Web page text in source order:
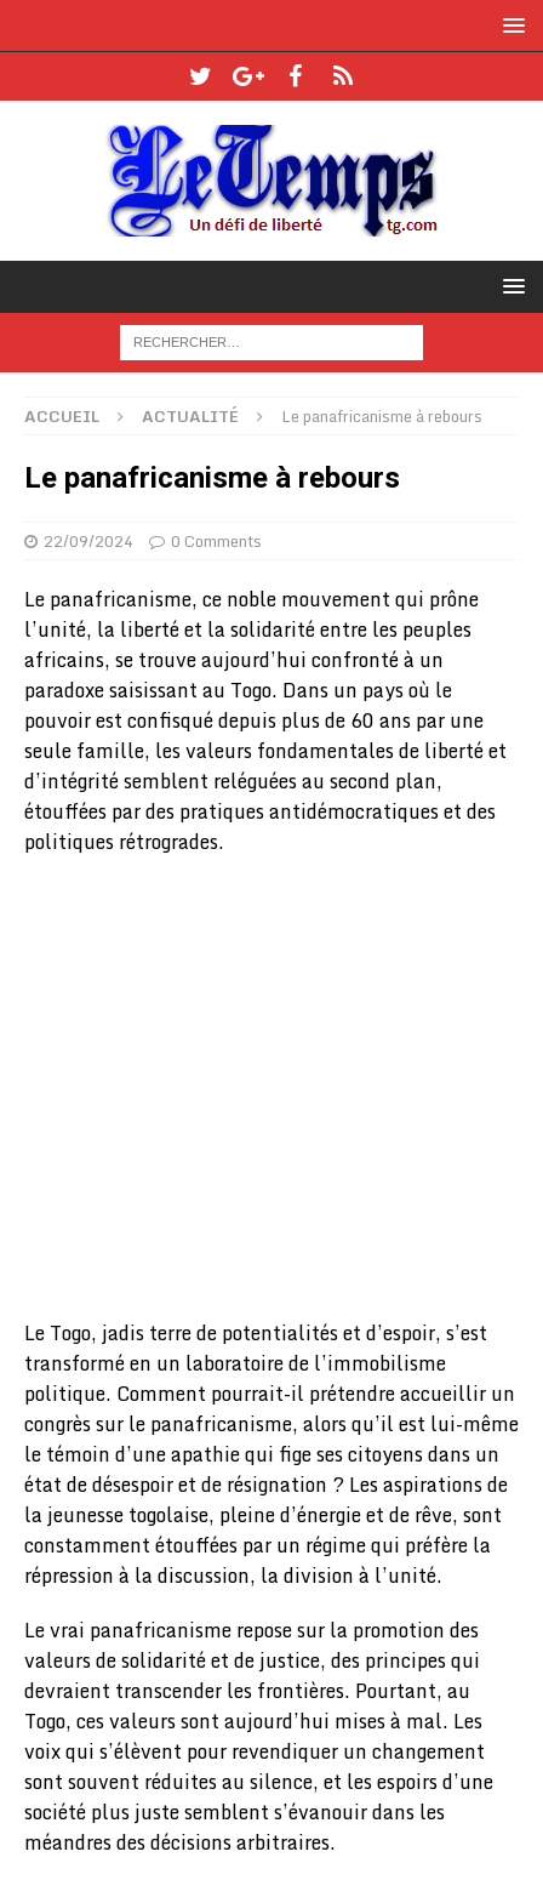
ACCUEIL ACTUALITÉ Le panafricanisme à rebours
Le panafricanisme à rebours
22/09/2024 0 Comments
Le panafricanisme, ce noble mouvement qui prône
l’unité, la liberté et la solidarité entre les peuples
africains, se trouve aujourd’hui confronté à un
paradoxe saisissant au Togo. Dans un pays où le
pouvoir est confisqué depuis plus de 60 ans par une
seule famille, les valeurs fondamentales de liberté et
d’intégrité semblent reléguées au second plan,
étouffées par des pratiques antidémocratiques et des
politiques rétrogrades.
Le Togo, jadis terre de potentialités et d’espoir, s’est
transformé en un laboratoire de l’immobilisme
politique. Comment pourrait-il prétendre accueillir un
congrès sur le panafricanisme, alors qu’il est lui-même
le témoin d’une apathie qui fige ses citoyens dans un
état de désespoir et de résignation ? Les aspirations de
la jeunesse togolaise, pleine d’énergie et de rêve, sont
constamment étouffées par un régime qui préfère la
répression à la discussion, la division à l’unité.
Le vrai panafricanisme repose sur la promotion des
valeurs de solidarité et de justice, des principes qui
devraient transcender les frontières. Pourtant, au
Togo, ces valeurs sont aujourd’hui mises à mal. Les
voix qui s’élèvent pour revendiquer un changement
sont souvent réduites au silence, et les espoirs d’une
société plus juste semblent s’évanouir dans les
méandres des décisions arbitraires.